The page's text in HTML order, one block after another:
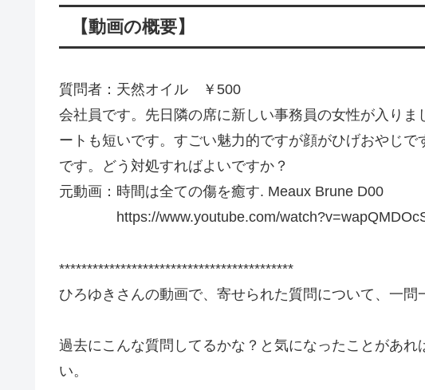
【動画の概要】
質問者：天然オイル ￥500
会社員です。先日隣の席に新しい事務員の女性が入り
ートも短いです。すごい魅力的ですが顔がひげおやじ
です。どう対処すればよいですか？
元動画：時間は全ての傷を癒す. Meaux Brune D00
https://www.youtube.com/
******************************************
ひろゆきさんの動画で、寄せられた質問について、一問
過去にこんな質問してるかな？と気になったことがあ
い。